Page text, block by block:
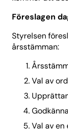
Föreslagen
Styrelsen
årsstämman:
Val av
Val av en